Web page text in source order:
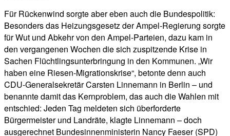
Für Rückenwind sorgte aber eben auch die Bundespolitik:
Besonders das Heizungsgesetz der Ampel-Regierung sorgte
für Wut und Abkehr von den Ampel-Parteien, dazu kam in
den vergangenen Wochen die sich zuspitzende Krise in
Sachen Flüchtlingsunterbringung in den Kommunen. „Wir
haben eine Riesen-Migrationskrise“, betonte denn auch
CDU-Generalsekretär Carsten Linnemann in Berlin – und
benannte damit das Kernproblem, das auch die Wahlen mit
entschied: Jeden Tag meldeten sich überforderte
Bürgermeister und Landräte, klagte Linnemann – doch
ausgerechnet Bundesinnenministerin Nancy Faeser (SPD)